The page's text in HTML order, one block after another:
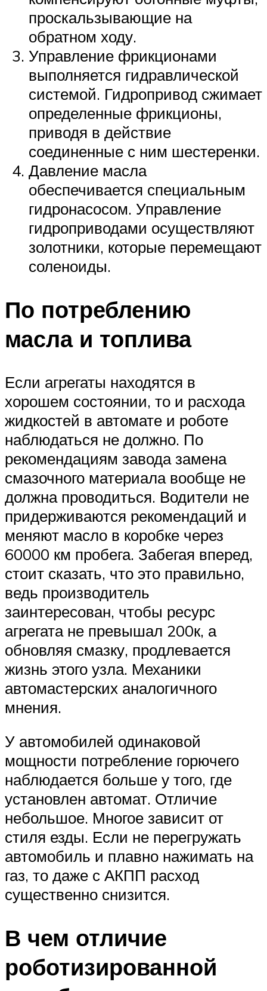
проскальзывающие на
обратном ходу.
Управление фрикционами
выполняется гидравлической
системой. Гидропривод сжимает
определенные фрикционы,
приводя в действие
соединенные с ним шестеренки.
Давление масла
обеспечивается специальным
гидронасосом. Управление
гидроприводами осуществляют
золотники, которые перемещают
соленоиды.
По потреблению
масла и топлива
Если агрегаты находятся в
хорошем состоянии, то и расхода
жидкостей в автомате и роботе
наблюдаться не должно. По
рекомендациям завода замена
смазочного материала вообще не
должна проводиться. Водители не
придерживаются рекомендаций и
меняют масло в коробке через
60000 км пробега. Забегая вперед,
стоит сказать, что это правильно,
ведь производитель
заинтересован, чтобы ресурс
агрегата не превышал 200к, а
обновляя смазку, продлевается
жизнь этого узла. Механики
автомастерских аналогичного
мнения.
У автомобилей одинаковой
мощности потребление горючего
наблюдается больше у того, где
установлен автомат. Отличие
небольшое. Многое зависит от
стиля езды. Если не перегружать
автомобиль и плавно нажимать на
газ, то даже с АКПП расход
существенно снизится.
В чем отличие
роботизированной